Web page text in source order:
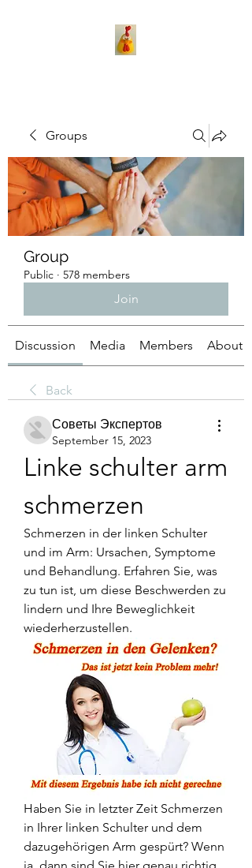
Groups
Group
Public · 578 members
Join
Discussion Media Members About
Back
Советы Экспертов
September 15, 2023
Linke schulter arm
schmerzen
Schmerzen in der linken Schulter
und im Arm: Ursachen, Symptome
und Behandlung. Erfahren Sie, was
zu tun ist, um diese Beschwerden zu
lindern und Ihre Beweglichkeit
wiederherzustellen.
Haben Sie in letzter Zeit Schmerzen
in Ihrer linken Schulter und dem
dazugehörigen Arm gespürt? Wenn